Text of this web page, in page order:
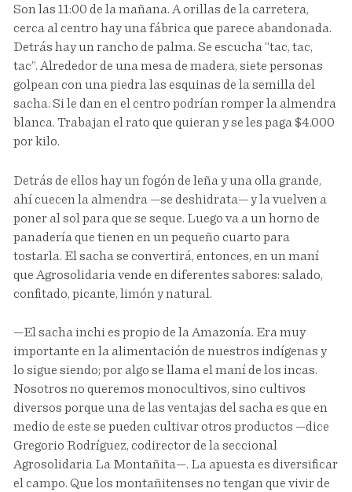
Son las 11:00 de la mañana. A orillas de la carretera,
cerca al centro hay una fábrica que parece abandonada.
Detrás hay un rancho de palma. Se escucha “tac, tac,
tac”. Alrededor de una mesa de madera, siete personas
golpean con una piedra las esquinas de la semilla del
sacha. Si le dan en el centro podrían romper la almendra
blanca. Trabajan el rato que quieran y se les paga $4.000
por kilo.
Detrás de ellos hay un fogón de leña y una olla grande,
ahí cuecen la almendra —se deshidrata— y la vuelven a
poner al sol para que se seque. Luego va a un horno de
panadería que tienen en un pequeño cuarto para
tostarla. El sacha se convertirá, entonces, en un maní
que Agrosolidaria vende en diferentes sabores: salado,
confitado, picante, limón y natural.
—El sacha inchi es propio de la Amazonía. Era muy
importante en la alimentación de nuestros indígenas y
lo sigue siendo; por algo se llama el maní de los incas.
Nosotros no queremos monocultivos, sino cultivos
diversos porque una de las ventajas del sacha es que en
medio de este se pueden cultivar otros productos —dice
Gregorio Rodríguez, codirector de la seccional
Agrosolidaria La Montañita—. La apuesta es diversificar
el campo. Que los montañitenses no tengan que vivir de